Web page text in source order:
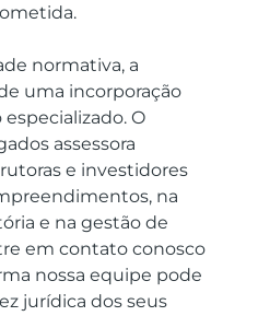
normativa, a
uma incorporação
O
assessora
e investidores
na
e na gestão de
em contato conosco
nossa equipe pode
jurídica dos seus